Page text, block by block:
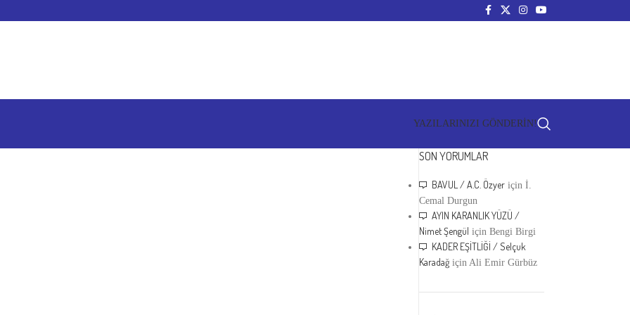
YAZILARINIZI GÖNDERİN!
SON YORUMLAR
BAVUL / A.C. Özyer içinİ.
Cemal Durgun
AYIN KARANLIK YÜZÜ /
Nimet Şengül içinBengi Birgi
KADER EŞİTLİĞİ / Selçuk
Karadağ içinAli Emir Gürbüz